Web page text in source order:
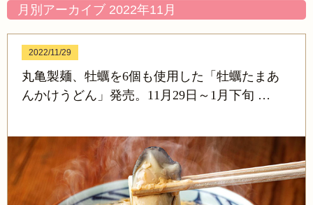
月別アーカイブ 2022年11月
2022/11/29
丸亀製麺、牡蠣を6個も使用した「牡蠣たまあ
んかけうどん」発売。11月29日～1月下旬 …